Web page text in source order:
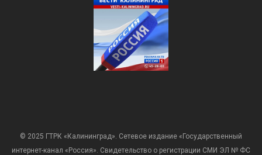
© 2025 ГТРК «Калининград». Сетевое издание «Государственный
интернет-канал «Россия». Свидетельство о регистрации СМИ ЭЛ № ФС